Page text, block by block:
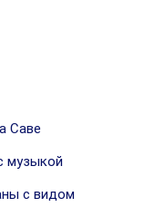
Саве
музыкой
с видом